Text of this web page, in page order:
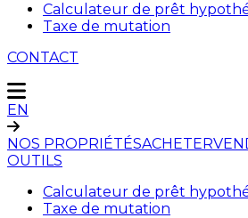
Calculateur de prêt
Taxe de mutation
CONTACT
EN
NOS PROPRIÉTÉSACHETER
OUTILS
Calculateur de prêt
Taxe de mutation